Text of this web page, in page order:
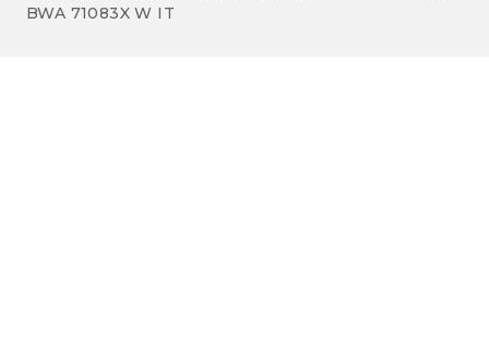
BWA 71083X W IT